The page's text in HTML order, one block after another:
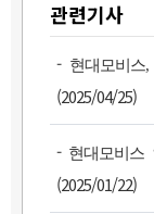
관련기사
- 현대모비스,
(2025/04/25)
- 현대모비스
(2025/01/22)